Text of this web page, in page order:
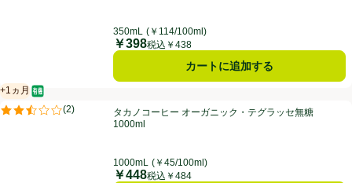
350mL (￥114/100ml)
価格
￥398税込￥438
カートに追加する
タカノコーヒー オーガニック・テグラッセ無糖 1000ml
+1ヵ月
賞味・消費期限保証：1ヵ月
オーガニック/有機
(2)
評価は2件のレビューで5点中2.5点。タカノコーヒー オーガニック・テグラッセ無糖
1000ml
1000mL (￥45/100ml)
価格
￥448税込￥484